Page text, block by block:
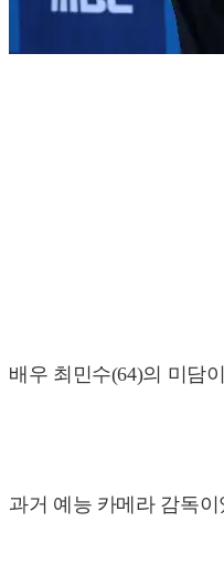
배우 최민수(64)의 미담
과거 예능 카메라 감독